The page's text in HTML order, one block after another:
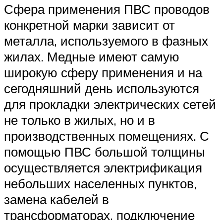
Сфера применения ПВС проводов
конкретной марки зависит от
металла, используемого в фазных
жилах. Медные имеют самую
широкую сферу применения и на
сегодняшний день используются
для прокладки электрических сетей
не только в жилых, но и в
производственных помещениях. С
помощью ПВС большой толщины
осуществляется электрификация
небольших населенных пунктов,
замена кабелей в
трансформаторах, подключение